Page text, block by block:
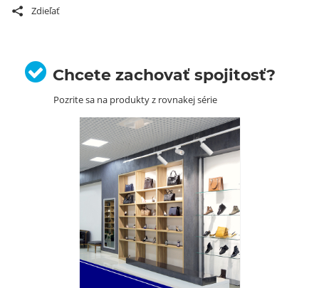
Zdieľať
Chcete zachovať spojitosť?
Pozrite sa na produkty z rovnakej série